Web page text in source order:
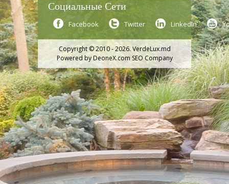
Социальные Сети
Facebook Twitter LinkedIn
Copyright © 2010 - 2026. VerdeLux.md
Powered byDeoneX.com SEO Company